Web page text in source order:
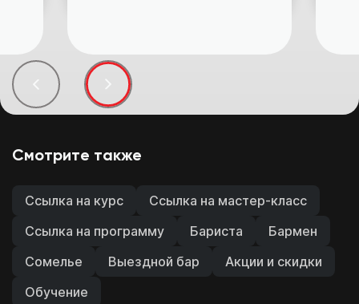
Смотрите также
Ссылка на курс
Ссылка на мастер-класс
Ссылка на программу
Бариста
Бармен
Сомелье
Выездной бар
Акции и скидки
Обучение